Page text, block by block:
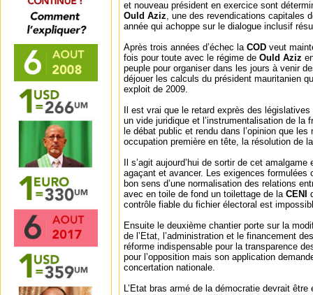
et nouveau président en exercice sont
Ould Aziz, une des revendications capitales
année qui achoppe sur le dialogue inclusif
Après trois années d’échec la COD veut
fois pour toute avec le régime de Ould Aziz
peuple pour organiser dans les jours à venir
déjouer les calculs du président mauritanien
exploit de 2009.
Il est vrai que le retard exprès des
un vide juridique et l’instrumentalisation de la
le débat public et rendu dans l’opinion que
occupation première en tête, la résolution de
Il s’agit aujourd’hui de sortir de cet
agaçant et avancer. Les exigences formulées
bon sens d’une normalisation des relations
avec en toile de fond un toilettage de la CENI
contrôle fiable du fichier électoral est
Ensuite le deuxième chantier porte sur la
de l’Etat, l’administration et le financement
réforme indispensable pour la transparence
pour l’opposition mais son application
concertation nationale.
L’Etat bras armé de la démocratie devrait